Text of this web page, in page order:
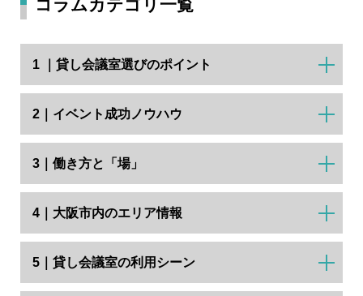
コラムカテゴリ一覧
1 ｜貸し会議室選びのポイント
2｜イベント成功ノウハウ
3｜働き方と「場」
4｜大阪市内のエリア情報
5｜貸し会議室の利用シーン